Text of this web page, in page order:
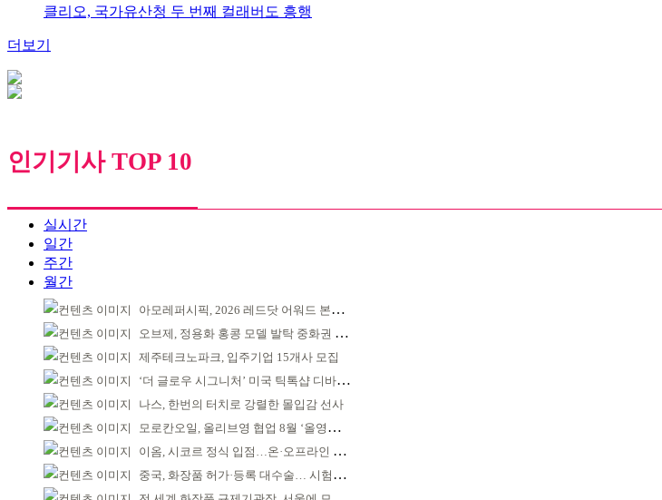
클리오, 국가유산청 두 번째 컬래버도 흥행
더보기
인기기사 TOP 10
실시간
일간
주간
월간
아모레퍼시픽, 2026 레드닷 어워드 본상 2개 수상
오브제, 정용화 홍콩 모델 발탁 중화권 공략 강화
제주테크노파크, 입주기업 15개사 모집
‘더 글로우 시그니처’ 미국 틱톡샵 디바이스 부문 1위
나스, 한번의 터치로 강렬한 몰입감 선사
모로칸오일, 올리브영 협업 8월 ‘올영픽’ 선정
이옴, 시코르 정식 입점…온·오프라인 유통망 확대
중국, 화장품 허가·등록 대수술… 시험자료 공용 허용